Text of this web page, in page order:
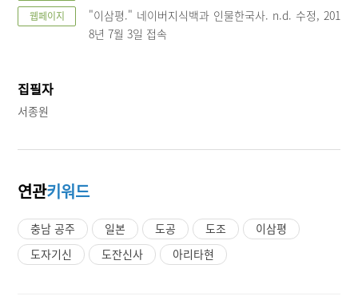
웹페이지
"이삼평." 네이버지식백과 인물한국사. n.d. 수정, 201
8년 7월 3일 접속
집필자
서종원
연관키워드
충남 공주 일본 도공 도조
이삼평
도자기신
도잔신사 아리타현